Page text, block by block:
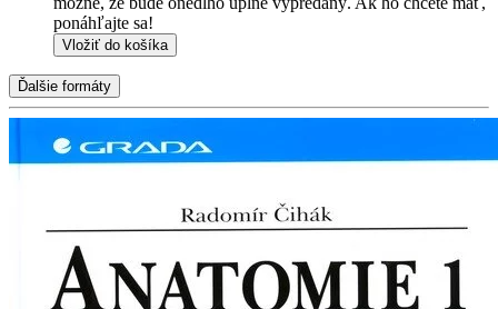
ponáhľajte sa!
Vložiť do košíka
Ďalšie formáty